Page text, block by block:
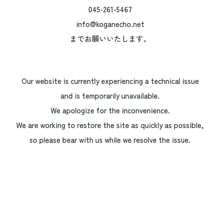
045-261-5467
info@koganecho.net
までお願いいたします。
Our website is currently experiencing a technical issue
and is temporarily unavailable.
We apologize for the inconvenience.
We are working to restore the site as quickly as possible,
so please bear with us while we resolve the issue.